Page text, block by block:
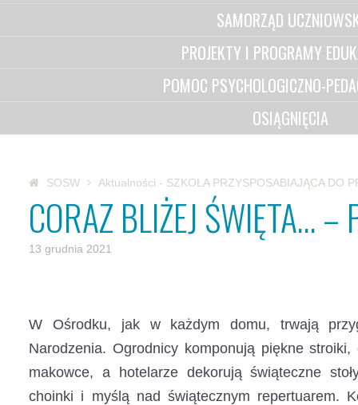
SAMORZĄD
PROJEKTY I PROGRAMY
POMOC PSYCHOLOGICZNO-
OSIĄGNIĘCIA
SOSW Aktualności - SZKOŁA PRZYSPOSABIAJĄCA DO
CORAZ BLIŻEJ ŚWIĘTA… –
13 grudnia 2021
W Ośrodku, jak w każdym domu, trwają
Narodzenia. Ogrodnicy komponują piękne
makowce, a hotelarze dekorują świąteczne
choinki i myślą nad świątecznym repertuarem.